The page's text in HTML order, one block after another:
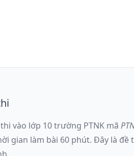
vào lớp 10 trường PTNK mã
gian làm bài 60 phút. Đây là đề